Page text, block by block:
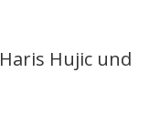
Hujic und